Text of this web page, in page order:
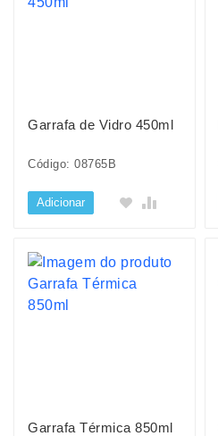
Garrafa de Vidro 450ml
Código: 08765B
Adicionar
Garrafa Térmica 850ml